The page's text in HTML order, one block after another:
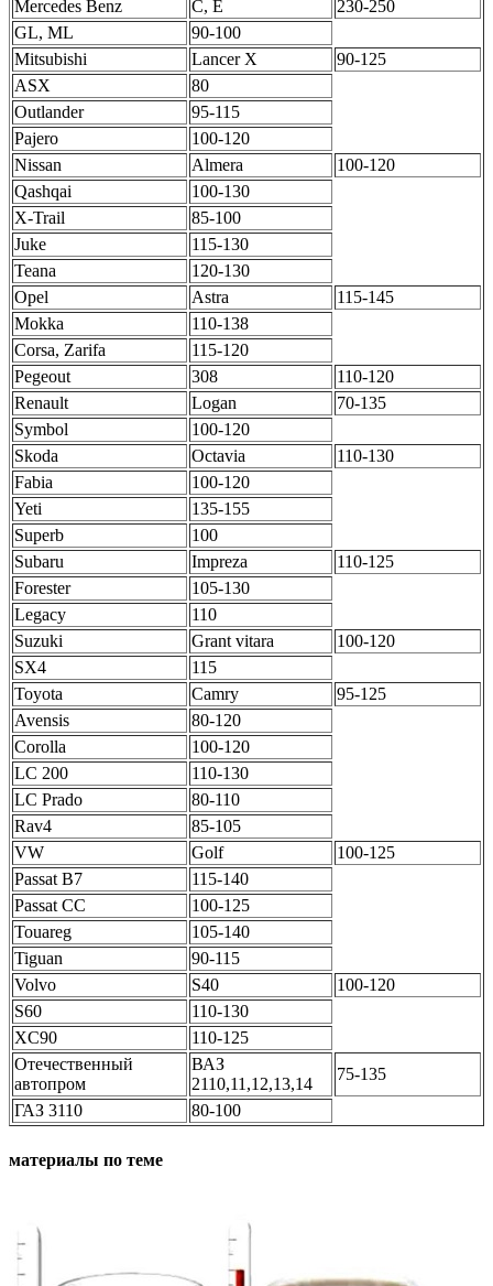
Mercedes Benz
C, E
230-250
GL, ML
90-100
Mitsubishi
Lancer X
90-125
ASX
80
Outlander
95-115
Pajero
100-120
Nissan
Almera
100-120
Qashqai
100-130
X-Trail
85-100
Juke
115-130
Teana
120-130
Opel
Astra
115-145
Mokka
110-138
Corsa, Zarifa
115-120
Pegeout
308
110-120
Renault
Logan
70-135
Symbol
100-120
Skoda
Octavia
110-130
Fabia
100-120
Yeti
135-155
Superb
100
Subaru
Impreza
110-125
Forester
105-130
Legacy
110
Suzuki
Grant vitara
100-120
SX4
115
Toyota
Camry
95-125
Avensis
80-120
Corolla
100-120
LC 200
110-130
LC Prado
80-110
Rav4
85-105
VW
Golf
100-125
Passat B7
115-140
Passat CC
100-125
Touareg
105-140
Tiguan
90-115
Volvo
S40
100-120
S60
110-130
XC90
110-125
Отечественный
автопром
ВАЗ
2110,11,12,13,14
75-135
ГАЗ 3110
80-100
материалы по теме